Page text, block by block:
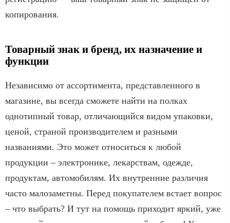
копирования.
Товарный знак и бренд, их назначение и
функции
Независимо от ассортимента, представленного в
магазине, вы всегда сможете найти на полках
однотипный товар, отличающийся видом упаковки,
ценой, страной производителем и разными
названиями. Это может относиться к любой
продукции – электронике, лекарствам, одежде,
продуктам, автомобилям. Их внутренние различия
часто малозаметны. Перед покупателем встает вопрос
– что выбрать? И тут на помощь приходит яркий, уже